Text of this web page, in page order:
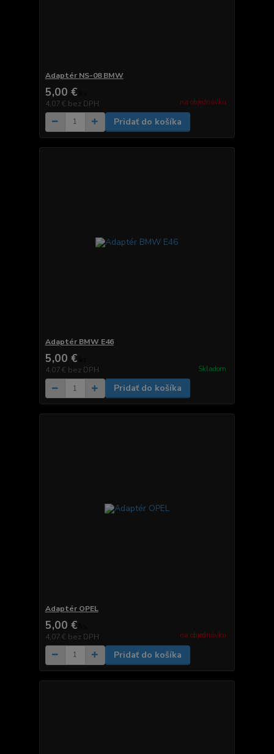
Adaptér NS-08 BMW
5,00 €
4,07 € bez DPH na objednávku
Pridať do košíka
Adaptér BMW E46
5,00 €
4,07 € bez DPH Skladom
Pridať do košíka
Adaptér OPEL
5,00 €
4,07 € bez DPH na objednávku
Pridať do košíka